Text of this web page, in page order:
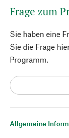
Allgemeine
Frage zum
Sie haben eine
Sie die Frage
Programm.